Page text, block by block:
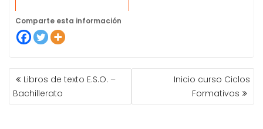
Comparte esta información
N
A
Libros de texto E.S.O. –
Bachillerato
Inicio curso Ciclos
Formativos